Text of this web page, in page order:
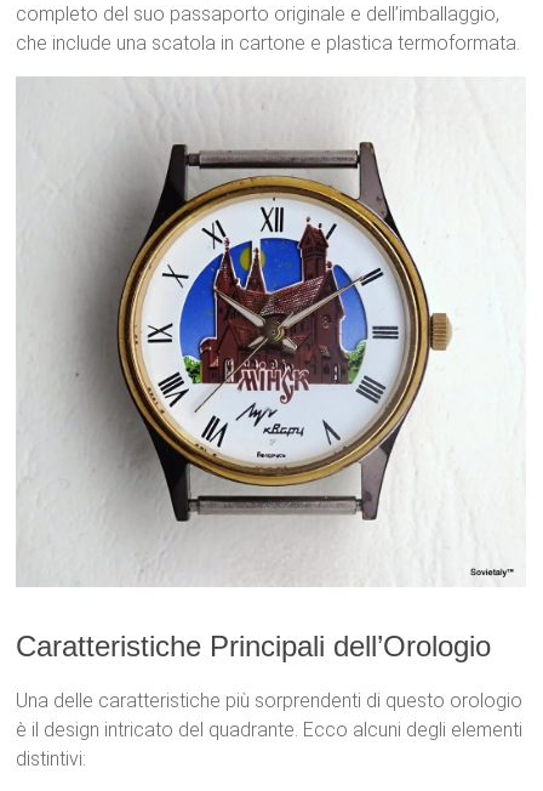
completo del suo passaporto originale e dell’imballaggio,
che include una scatola in cartone e plastica termoformata.
Caratteristiche Principali dell’Orologio
Una delle caratteristiche più sorprendenti di questo orologio
è il design intricato del quadrante. Ecco alcuni degli elementi
distintivi: